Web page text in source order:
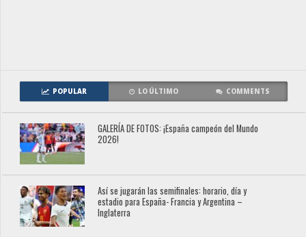
POPULAR LO ÚLTIMO COMMENTS
GALERÍA DE FOTOS: ¡España campeón del Mundo
2026!
Así se jugarán las semifinales: horario, día y
estadio para España- Francia y Argentina –
Inglaterra